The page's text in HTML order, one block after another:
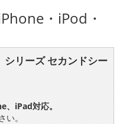
・iPod・
リーズ セカンドシー
、iPad対応。
い。